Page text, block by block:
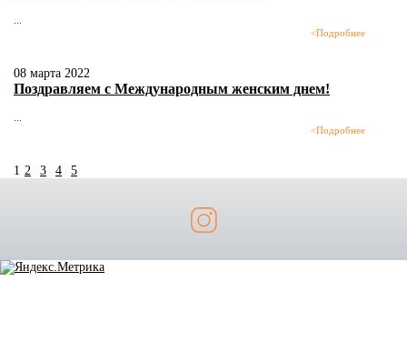
...
<Подробнее
08 марта 2022
Поздравляем с Международным женским днем!
...
<Подробнее
1 2 3 4 5